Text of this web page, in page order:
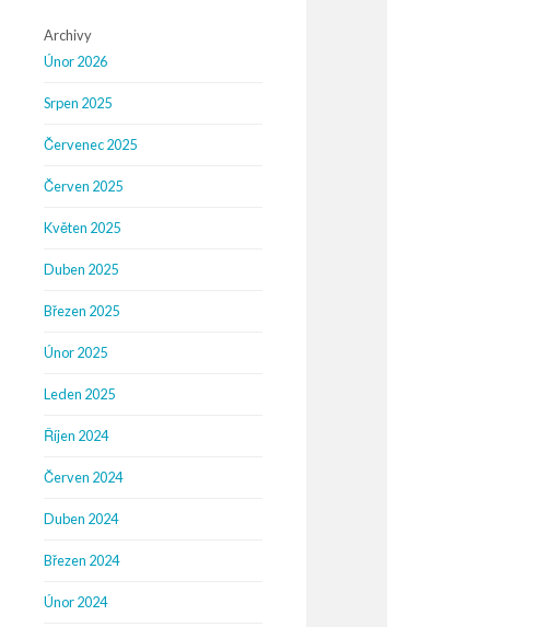
Archivy
Únor 2026
Srpen 2025
Červenec 2025
Červen 2025
Květen 2025
Duben 2025
Březen 2025
Únor 2025
Leden 2025
Říjen 2024
Červen 2024
Duben 2024
Březen 2024
Únor 2024